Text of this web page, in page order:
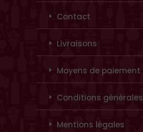
Contact
Livraisons
Moyens de paiement
Conditions générales
Mentions légales